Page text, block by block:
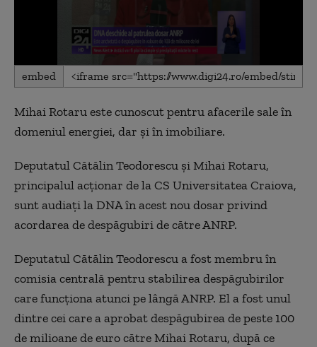
0
seconds
minute,
18
seconds
embed
Mihai Rotaru este cunoscut pentru afacerile sale în
domeniul energiei, dar şi în imobiliare.
Deputatul Cătălin Teodorescu și Mihai Rotaru,
principalul acționar de la CS Universitatea Craiova,
sunt audiaţi la DNA în acest nou dosar privind
acordarea de despăgubiri de către ANRP.
Deputatul Cătălin Teodorescu a fost membru în
comisia centrală pentru stabilirea despăgubirilor
care funcţiona atunci pe lângă ANRP. El a fost unul
dintre cei care a aprobat despăgubirea de peste 100
de milioane de euro către Mihai Rotaru, după ce